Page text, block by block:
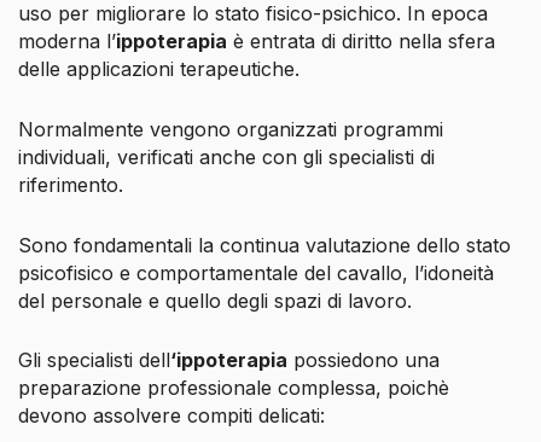
uso per migliorare lo stato fisico-psichico. In epoca
moderna l’ippoterapia è entrata di diritto nella sfera
delle applicazioni terapeutiche.
Normalmente vengono organizzati programmi
individuali, verificati anche con gli specialisti di
riferimento.
Sono fondamentali la continua valutazione dello stato
psicofisico e comportamentale del cavallo, l’idoneità
del personale e quello degli spazi di lavoro.
Gli specialisti dell‘ippoterapia possiedono una
preparazione professionale complessa, poichè
devono assolvere compiti delicati: